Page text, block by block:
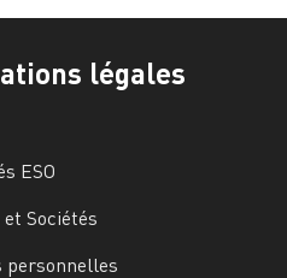
légales
ESO
et Sociétés
personnelles